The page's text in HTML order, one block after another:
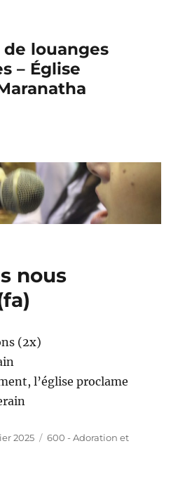
louanges
– Église
nous
(2x)
l’église proclame
2025 Catégories
600 - Adoration et